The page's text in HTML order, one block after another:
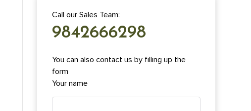
Call our Sales Team:
9842666298
You can also contact us by filling up the
form
Your name